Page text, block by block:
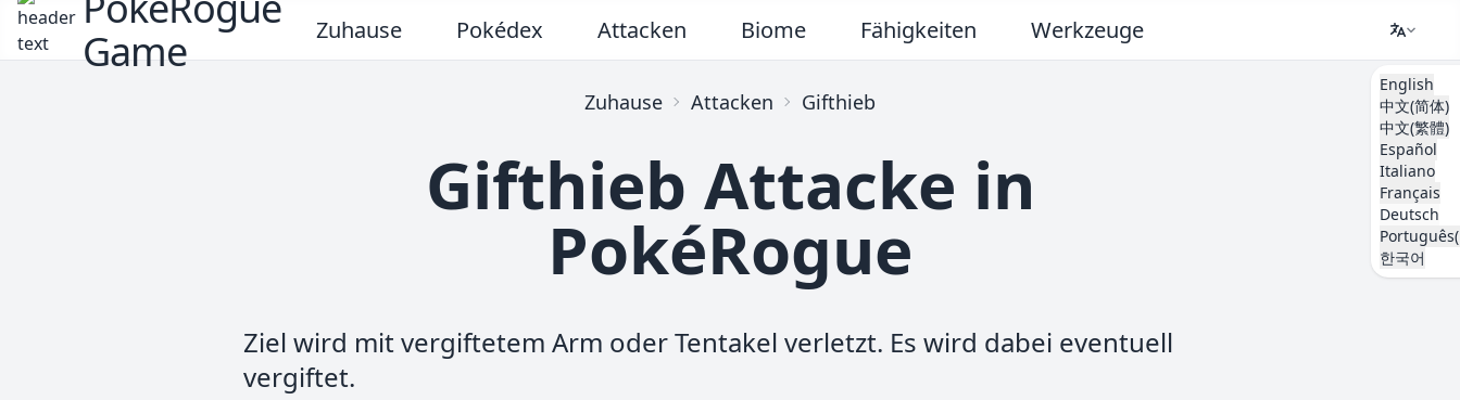
Game
Zuhause Pokédex Attacken Biome Fähigkeiten Werkzeuge
English
中文(简体)
中文(繁體)
Español
Italiano
Français
Deutsch
한국어
Zuhause Attacken Gifthieb
Gifthieb Attacke in
PokéRogue
Ziel wird mit vergiftetem Arm oder Tentakel verletzt. Es wird dabei eventuell
vergiftet.